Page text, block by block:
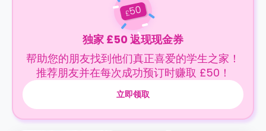
£50
独家 £50 返现现金券
帮助您的朋友找到他们真正喜爱的学生之家！
推荐朋友并在每次成功预订时赚取 £50！
立即领取